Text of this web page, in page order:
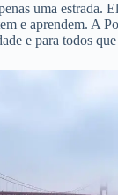
uma estrada.
e aprendem. A
e para todos